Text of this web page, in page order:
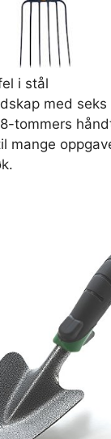
i stål
med
tommers
mange